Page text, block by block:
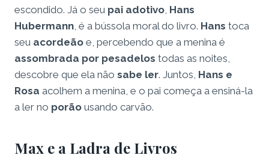
escondido. Já o seu pai adotivo Hans
Hubermann , é a bússola moral do livro. Hans toca
seu acordeão e, percebendo que a menina é
assombrada por pesadelos todas as noites,
descobre que ela não sabe ler. Juntos, Hans e
Rosa acolhem a menina, e o pai começa a ensiná-la
a ler no porão usando carvão.
Max e a Ladra de Livros